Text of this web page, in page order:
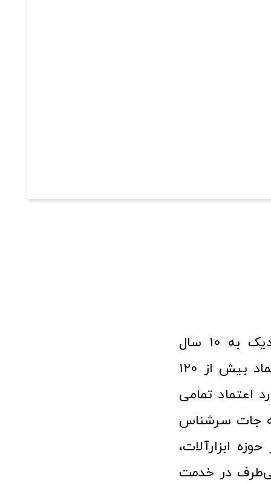
فروشگاه آنلاین ابزار و تجهیزات صنعتی کولیس با افتخار نزدیک به ۱۰ سال
فعالیت در عرصه ابزارآلات و کالاهای صنعتی توانسته مورد اعتماد بیش از ۱۲۰
اعتماد تمامی
جات سرشناس
ابزارآلات،
در خدمت